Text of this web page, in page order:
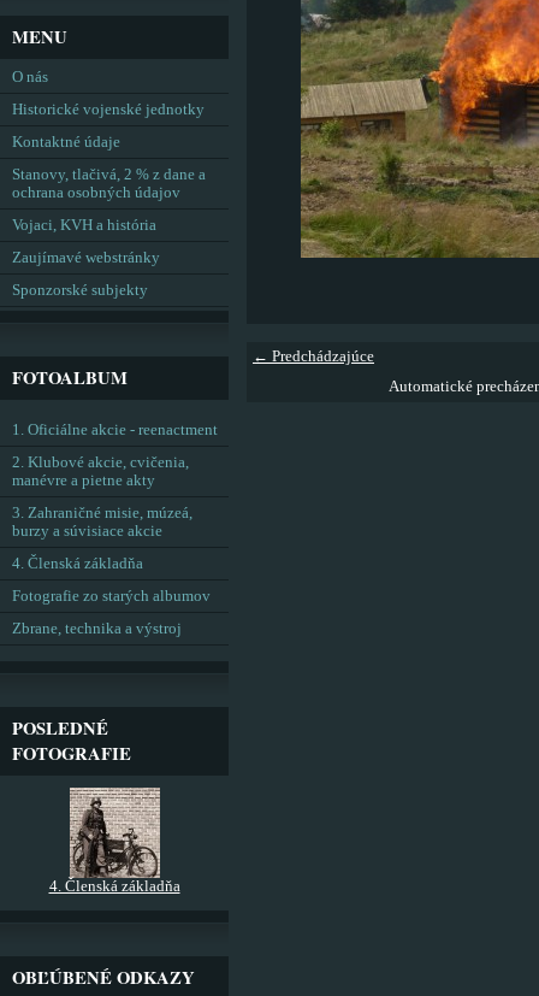
← Predchádzajúce
Automatické
MENU
O nás
Historické vojenské jednotky
Kontaktné údaje
Stanovy, tlačivá, 2 % z dane a
ochrana osobných údajov
Vojaci, KVH a história
Zaujímavé webstránky
Sponzorské subjekty
FOTOALBUM
1. Oficiálne akcie - reenactment
2. Klubové akcie, cvičenia,
manévre a pietne akty
3. Zahraničné misie, múzeá,
burzy a súvisiace akcie
4. Členská základňa
Fotografie zo starých albumov
Zbrane, technika a výstroj
POSLEDNÉ
FOTOGRAFIE
4. Členská základňa
OBĽÚBENÉ ODKAZY